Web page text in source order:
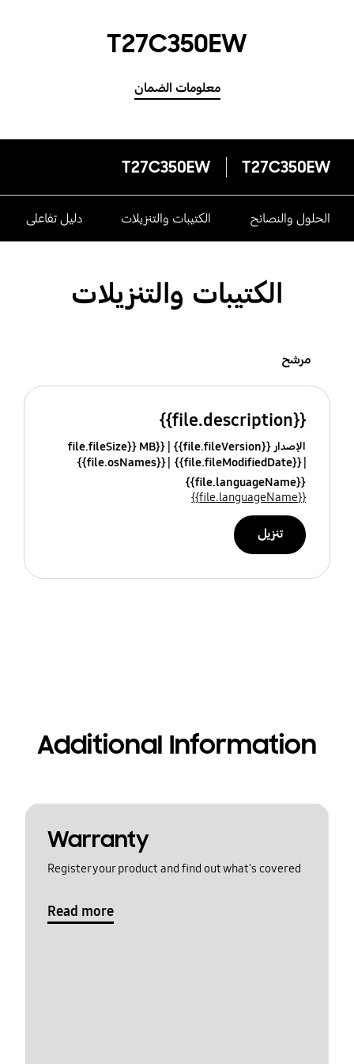
T27C350EW
معلومات الضمان
T27C350EW
T27C350EW
الحلول والنصائح الكتيبات والتنزيلات دليل تفاعلى
الكتيبات والتنزيلات
مرشح
{{file.description}}
الإصدار {{file.fileVersion}}
{{file.fileSize}} MB
{{file.fileModifiedDate}}
{{file.osNames}}
{{file.languageName}}
{{file.languageName}}
تنزيل
Additional Information
Warranty
Register your product and find out what's covered
Read more